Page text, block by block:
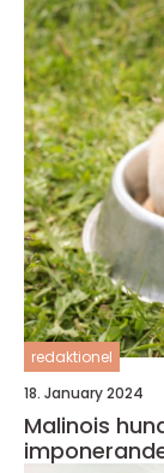
redaktionel
18. January 2024
Malinois